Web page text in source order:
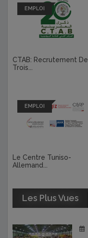
EMPLOI
CTAB: Recrutement De
Trois...
EMPLOI
Le Centre Tuniso-
Allemand...
Les Plus Vues